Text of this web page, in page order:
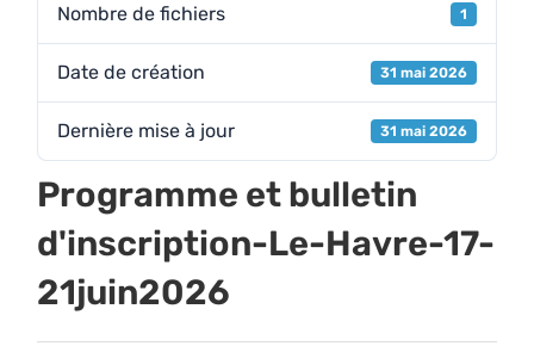
Contact
Nombre de fichiers 1
Date de création 31 mai 2026
Dernière mise à jour 31 mai 2026
Programme et bulletin
d'inscription-Le-Havre-17-
21juin2026